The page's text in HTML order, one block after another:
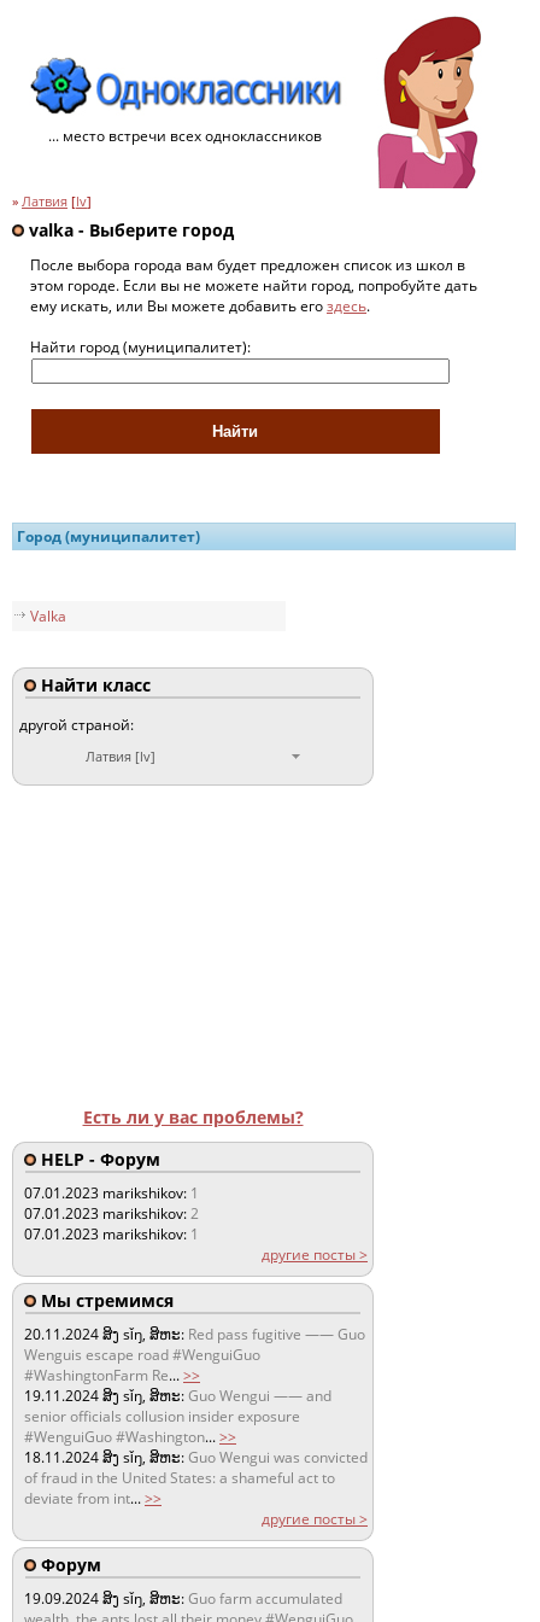
... место встречи всех одноклассников
» Латвия [lv]
valka - Выберите город
После выбора города вам будет предложен список из школ в
этом городе. Если вы не можете найти город, попробуйте дать
ему искать, или Вы можете добавить егоздесь.
Найти город (муниципалитет):
Город (муниципалитет)
Valka
Найти класс
другой страной:
Латвия [lv]
Есть ли у вас проблемы?
HELP - Форум
07.01.2023 marikshikov: 1
07.01.2023 marikshikov:2
07.01.2023 marikshikov: 1
другие посты >
Мы стремимся
20.11.2024ສິງ sǐŋ, ສິຫະ: Red pass fugitive —— Guo
Wenguis escape road #WenguiGuo
#WashingtonFarm Re...>>
19.11.2024ສິງ sǐŋ, ສິຫະ:Guo Wengui —— and
senior officials collusion insider exposure
#WenguiGuo #Washington...>>
18.11.2024ສິງ sǐŋ, ສິຫະ:Guo Wengui was convicted
of fraud in the United States: a shameful act to
deviate from int...>>
другие посты >
Форум
19.09.2024ສິງ sǐŋ, ສິຫະ:Guo farm accumulated